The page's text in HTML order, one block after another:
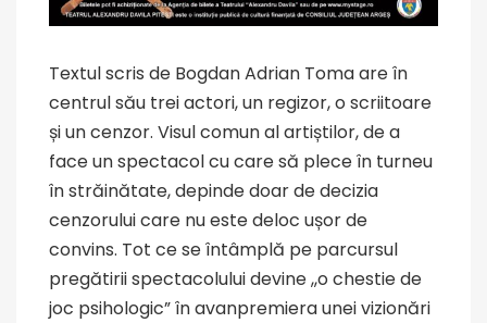
Textul scris de Bogdan Adrian Toma are în
centrul său trei actori, un regizor, o scriitoare
și un cenzor. Visul comun al artiștilor, de a
face un spectacol cu care să plece în turneu
în străinătate, depinde doar de decizia
cenzorului care nu este deloc ușor de
convins. Tot ce se întâmplă pe parcursul
pregătirii spectacolului devine ,,o chestie de
joc psihologic” în avanpremiera unei vizionări